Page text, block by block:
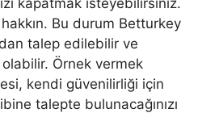
Bu durum Betturkey
talep edilebilir ve
Örnek vermek
kendi güvenilirliği için
talepte bulunacağınızı